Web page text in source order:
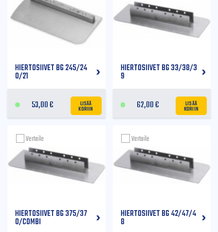
HIERTOSIIVET BG 245/24
0/21
53,00€ LISÄÄ
KORIIN
HIERTOSIIVET BG 33/38/3
9
62,00€ LISÄÄ
KORIIN
HIERTOSIIVET BG 375/37
0/COMBI
Vertaile
HIERTOSIIVET BG 42/47/4
8
Vertaile